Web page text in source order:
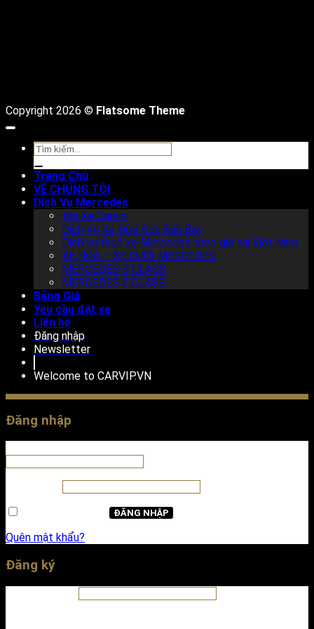
Copyright 2026 © Flatsome Theme
Tìm
Trang Chủ
VỀ CHÚNG TÔI
Dịch Vụ Mercedes
Đội Xe Carvip
Dịch Vụ Xe Đưa Đón Sân Bay
Dịch vụ thuê xe Mercedes theo giờ tại Việt Nam
XE HOA – XE CƯỚI MERCEDES
MERCEDES S CLASS
MERCEDES E CLASS
Bảng Giá
Yêu cầu đặt xe
Liên hệ
Đăng nhập
Newsletter
Welcome to CARVIP.VN
Đăng nhập
ĐĂNG NHẬP
Quên mật khẩu?
Đăng ký